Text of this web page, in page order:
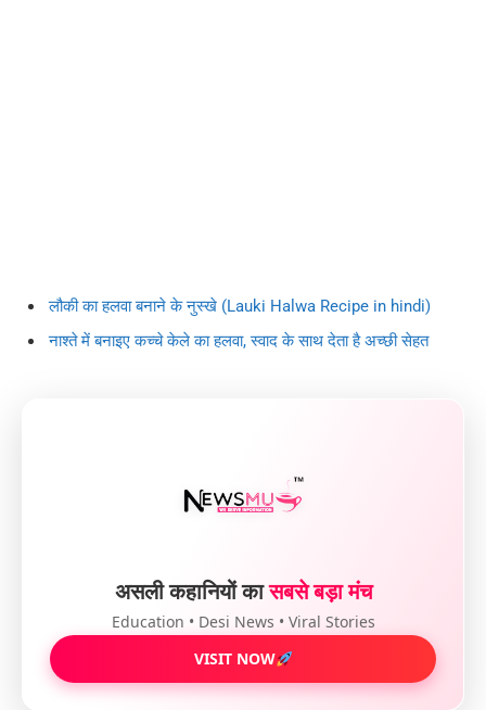
लौकी का हलवा बनाने के नुस्खे (Lauki Halwa Recipe in hindi)
नाश्ते में बनाइए कच्चे केले का हलवा, स्वाद के साथ देता है अच्छी सेहत
असली कहानियों कासबसे बड़ा मंच
Education • Desi News • Viral Stories
VISIT NOW